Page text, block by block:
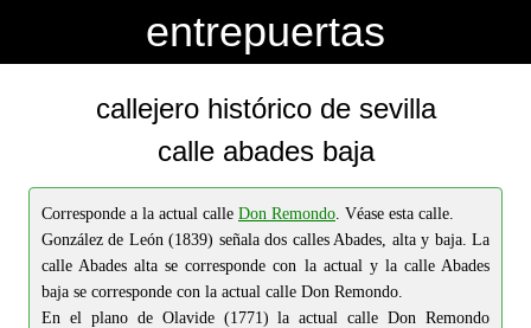
entrepuertas
callejero histórico de sevilla
calle abades baja
Corresponde a la actual calle Don Remondo. Véase esta calle.
González de León (1839) señala dos calles Abades, alta y baja. La
calle Abades alta se corresponde con la actual y la calle Abades
baja se corresponde con la actual calle Don Remondo.
En el plano de Olavide (1771) la actual calle Don Remondo